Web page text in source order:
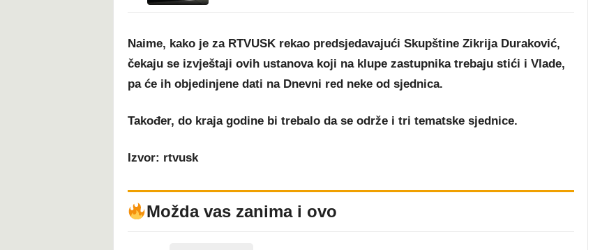
Naime, kako je za RTVUSK rekao predsjedavajući Skupštine Zikrija Duraković,
čekaju se izvještaji ovih ustanova koji na klupe zastupnika trebaju stići i Vlade,
pa će ih objedinjene dati na Dnevni red neke od sjednica.
Također, do kraja godine bi trebalo da se održe i tri tematske sjednice.
Izvor: rtvusk
Možda vas zanima i ovo